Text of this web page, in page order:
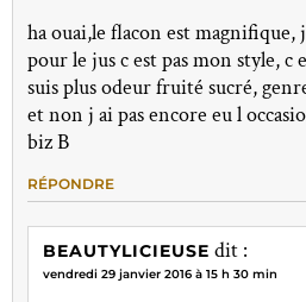
ha ouai,le flacon est magnifique,
pour le jus c est pas mon style, c
suis plus odeur fruité sucré,
et non j ai pas encore eu l
biz B
RÉPONDRE
BEAUTYLICIEUSE dit :
vendredi 29 janvier 2016 à 15 h 30 min